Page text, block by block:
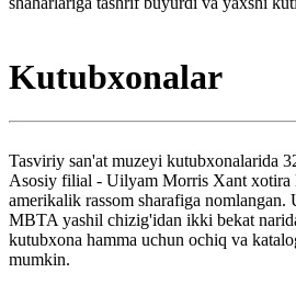
Kutubxonalar
Tasviriy san'at muzeyi kutubxonalarida
Asosiy filial - Uilyam Morris Xant xotira
amerikalik rassom sharafiga
MBTA yashil chizig'idan ikki bekat
kutubxona hamma uchun ochiq va
mumkin.